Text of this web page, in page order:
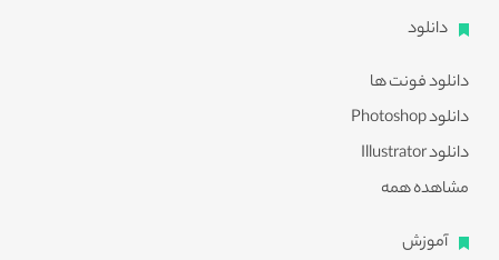
دانلود
دانلود فونت ها
دانلود Photoshop
دانلود Illustrator
مشاهده همه
آموزش